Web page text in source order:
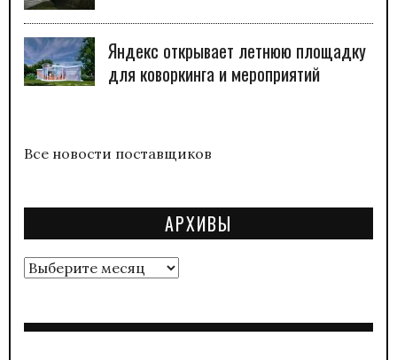
Яндекс открывает летнюю площадку
для коворкинга и мероприятий
Все новости поставщиков
АРХИВЫ
Архивы